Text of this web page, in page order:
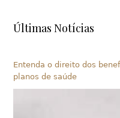
Últimas Notícias
Entenda o direito dos
planos de saúde